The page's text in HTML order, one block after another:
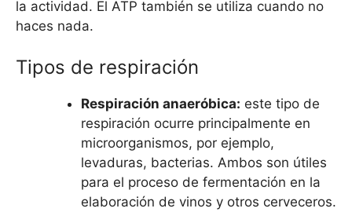
la actividad. El ATP también se utiliza cuando no
haces nada.
Tipos de respiración
Respiración anaeróbica: este tipo de
respiración ocurre principalmente en
microorganismos, por ejemplo,
levaduras, bacterias. Ambos son útiles
para el proceso de fermentación en la
elaboración de vinos y otros cerveceros.